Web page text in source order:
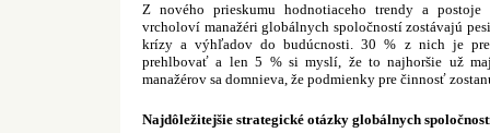
Z nového prieskumu hodnotiaceho trendy a
vrcholoví manažéri globálnych spoločností zostávajú
krízy a výhľadov do budúcnosti. 30 % z nich je
prehlbovať a len 5 % si myslí, že to najhoršie už
manažérov sa domnieva, že podmienky pre činnosť
Najdôležitejšie strategické otázky globálnych